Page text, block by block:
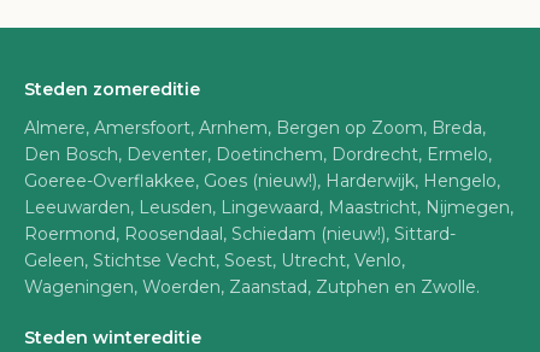
Steden zomereditie
Almere, Amersfoort, Arnhem, Bergen op Zoom, Breda,
Den Bosch, Deventer, Doetinchem, Dordrecht, Ermelo,
Goeree-Overflakkee, Goes (nieuw!), Harderwijk, Hengelo,
Leeuwarden, Leusden, Lingewaard, Maastricht, Nijmegen,
Roermond, Roosendaal, Schiedam (nieuw!), Sittard-
Geleen, Stichtse Vecht, Soest, Utrecht, Venlo,
Wageningen, Woerden, Zaanstad, Zutphen en Zwolle.
Steden wintereditie